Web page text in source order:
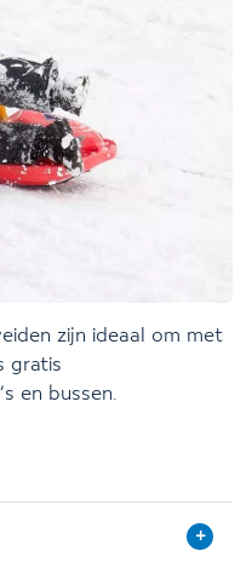
zijn ideaal om met
gratis
en bussen.